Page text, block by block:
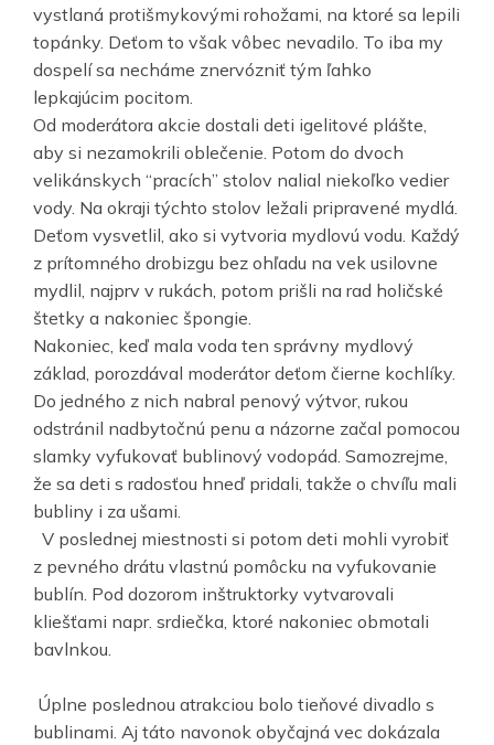
vystlaná protišmykovými rohožami, na ktoré sa lepili
topánky. Deťom to však vôbec nevadilo. To iba my
dospelí sa necháme znervózniť tým ľahko
lepkajúcim pocitom.
Od moderátora akcie dostali deti igelitové plášte,
aby si nezamokrili oblečenie. Potom do dvoch
velikánskych “pracích” stolov nalial niekoľko vedier
vody. Na okraji týchto stolov ležali pripravené mydlá.
Deťom vysvetlil, ako si vytvoria mydlovú vodu. Každý
z prítomného drobizgu bez ohľadu na vek usilovne
mydlil, najprv v rukách, potom prišli na rad holičské
štetky a nakoniec špongie.
Nakoniec, keď mala voda ten správny mydlový
základ, porozdával moderátor deťom čierne kochlíky.
Do jedného z nich nabral penový výtvor, rukou
odstránil nadbytočnú penu a názorne začal pomocou
slamky vyfukovať bublinový vodopád. Samozrejme,
že sa deti s radosťou hneď pridali, takže o chvíľu mali
bubliny i za ušami.
V poslednej miestnosti si potom deti mohli vyrobiť
z pevného drátu vlastnú pomôcku na vyfukovanie
bublín. Pod dozorom inštruktorky vytvarovali
kliešťami napr. srdiečka, ktoré nakoniec obmotali
bavlnkou.
Úplne poslednou atrakciou bolo tieňové divadlo s
bublinami. Aj táto navonok obyčajná vec dokázala